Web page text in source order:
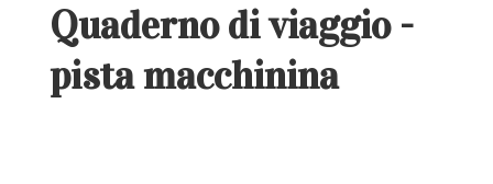
Quaderno di viaggio -
pista macchinina